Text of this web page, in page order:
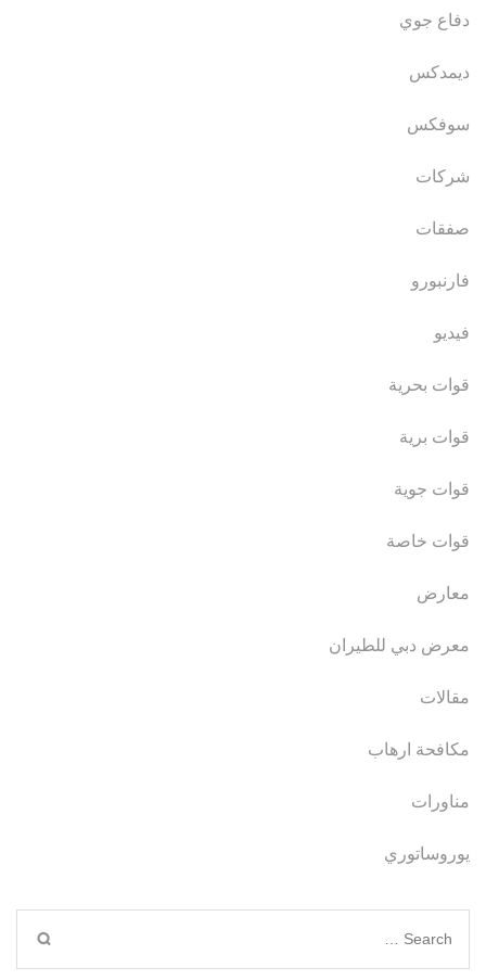
دفاع جوي
ديمدكس
سوفكس
شركات
صفقات
فارنبورو
فيديو
قوات بحرية
قوات برية
قوات جوية
قوات خاصة
معارض
معرض دبي للطيران
مقالات
مكافحة ارهاب
مناورات
يوروساتوري
Search
for: